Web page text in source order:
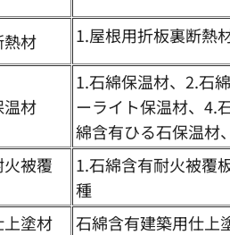
材 1.屋根用折板裏断熱
材
1.石綿保温材、2.石
ーライト保温材、4.
綿含有ひる石保温材
被覆
1.石綿含有耐火被覆
種
塗材
石綿含有建築用仕上